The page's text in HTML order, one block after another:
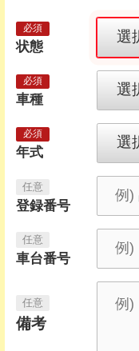
状態
車種
年式
登録番号
車台番号
備考